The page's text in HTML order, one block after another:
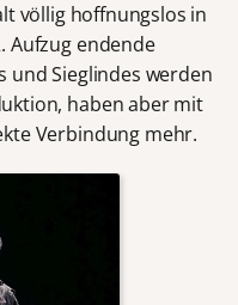
völlig hoffnungslos in
Aufzug endende
und Sieglindes werden
haben aber mit
Verbindung mehr.